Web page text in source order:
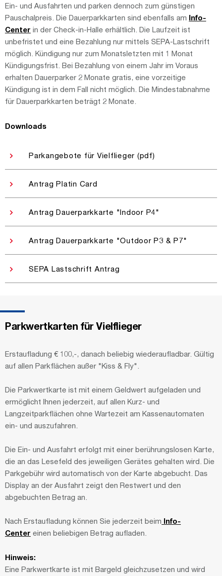
Ein- und Ausfahrten und parken dennoch zum günstigen
Pauschalpreis. Die Dauerparkkarten sind ebenfalls am Info-
Center in der Check-in-Halle erhältlich. Die Laufzeit ist
unbefristet und eine Bezahlung nur mittels SEPA-Lastschrift
möglich. Kündigung nur zum Monatsletzten mit 1 Monat
Kündigungsfrist. Bei Bezahlung von einem Jahr im Voraus
erhalten Dauerparker 2 Monate gratis, eine vorzeitige
Kündigung ist in dem Fall nicht möglich. Die Mindestabnahme
für Dauerparkkarten beträgt 2 Monate.
Downloads
Parkangebote für Vielflieger (pdf)
Antrag Platin Card
Antrag Dauerparkkarte "Indoor P4"
Antrag Dauerparkkarte "Outdoor P3 & P7"
SEPA Lastschrift Antrag
Parkwertkarten für Vielflieger
Erstaufladung € 100,-, danach beliebig wiederaufladbar. Gültig
auf allen Parkflächen außer "Kiss & Fly".
Die Parkwertkarte ist mit einem Geldwert aufgeladen und
ermöglicht Ihnen jederzeit, auf allen Kurz- und
Langzeitparkflächen ohne Wartezeit am Kassenautomaten
ein- und auszufahren.
Die Ein- und Ausfahrt erfolgt mit einer berührungslosen Karte,
die an das Lesefeld des jeweiligen Gerätes gehalten wird. Die
Parkgebühr wird automatisch von der Karte abgebucht. Das
Display an der Ausfahrt zeigt den Restwert und den
abgebuchten Betrag an.
Nach Erstaufladung können Sie jederzeit beim Info-
Center einen beliebigen Betrag aufladen.
Hinweis:
Eine Parkwertkarte ist mit Bargeld gleichzusetzen und wird